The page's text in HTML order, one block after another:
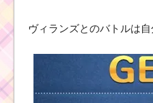
ヴィランズとのバトルは自